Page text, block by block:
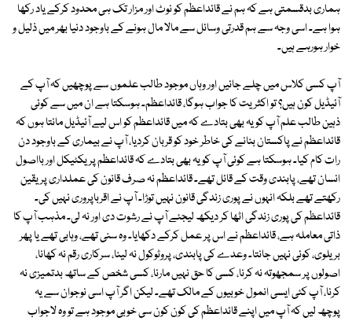
ہماری بدقسمتی ہے کہ ہم نے قائداعظم کو نوٹ اور مزار تک ہی محدود کرکے یاد رکھا
ہوا ہے۔ اسی وجہ سے ہم قدرتی وسائل سے مالا مال ہونے کے باوجود دنیا بھر میں ذلیل و
خوار ہورہے ہیں۔
آپ کسی کلاس میں چلے جائیں اور وہاں موجود طالب علموں سے پوچھیں کہ آپ کے
آئیڈیل کون ہیں؟ تو اکثریت کا جواب ہوگا، قائداعظم۔ ہوسکتا ہے ان میں سے کوئی
ذہین طالب علم آپ کو یہ بھی بتادے کہ میں قائداعظم کو اس لیے آئیڈیل مانتا ہوں کہ
قائداعظم نے پاکستان بنانے کی خاطر خود کو قربان کردیا، آپ نے بیماری کے باوجود دن
رات کام کیا۔ ہوسکتا ہے کوئی آپ کو یہ بھی بتادے کہ قائداعظم پریکٹیکل اور بااصول
انسان تھے، پابندی وقت کے قائل تھے۔ قائداعظم نہ صرف قانون کی عملداری پر یقین
رکھتے تھے بلکہ انہوں نے پوری زندگی قانون نہیں توڑا۔ آپ نے اقرباپروری نہیں کی۔
قائداعظم کی پوری زندگی اٹھا کر دیکھ لیجئے آپ نے رشوت دی اور نہ لی۔ مذہب آپ کا
ذاتی معاملہ ہے، قائداعظم نے اس پر عمل کرکے دکھایا۔ وہ سنی تھے، وہابی تھے یا پھر
بریلوی، کوئی نہیں جانتا۔ وعدے کی پابندی، پروٹوکول نہ لینا، سرکاری رقم نہ کھانا،
اصولوں پر سمجھوتہ نہ کرنا، کسی کا حق نہیں مارنا، کسی شخص کے ساتھ بدتمیزی نہ
کرنا، آپ کئی ایسی انمول خوبیوں کے مالک تھے۔ لیکن اگر آپ اسی نوجوان سے یہ
پوچھ لیں کہ آپ میں اپنے قائداعظم کی کون کون سی خوبی موجود ہے تو وہ لاجواب